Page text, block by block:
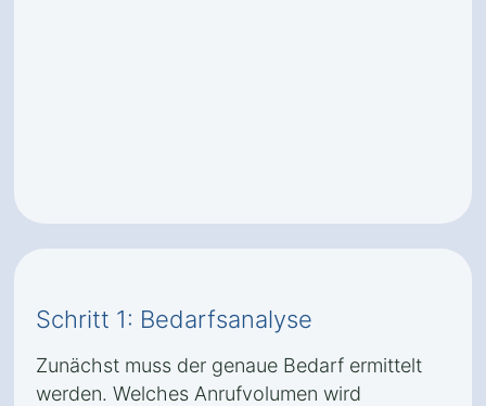
Schritt 1: Bedarfsanalyse
Zunächst muss der genaue Bedarf ermittelt
werden. Welches Anrufvolumen wird